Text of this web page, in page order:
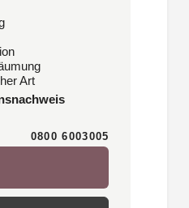
Art
0800 6003005